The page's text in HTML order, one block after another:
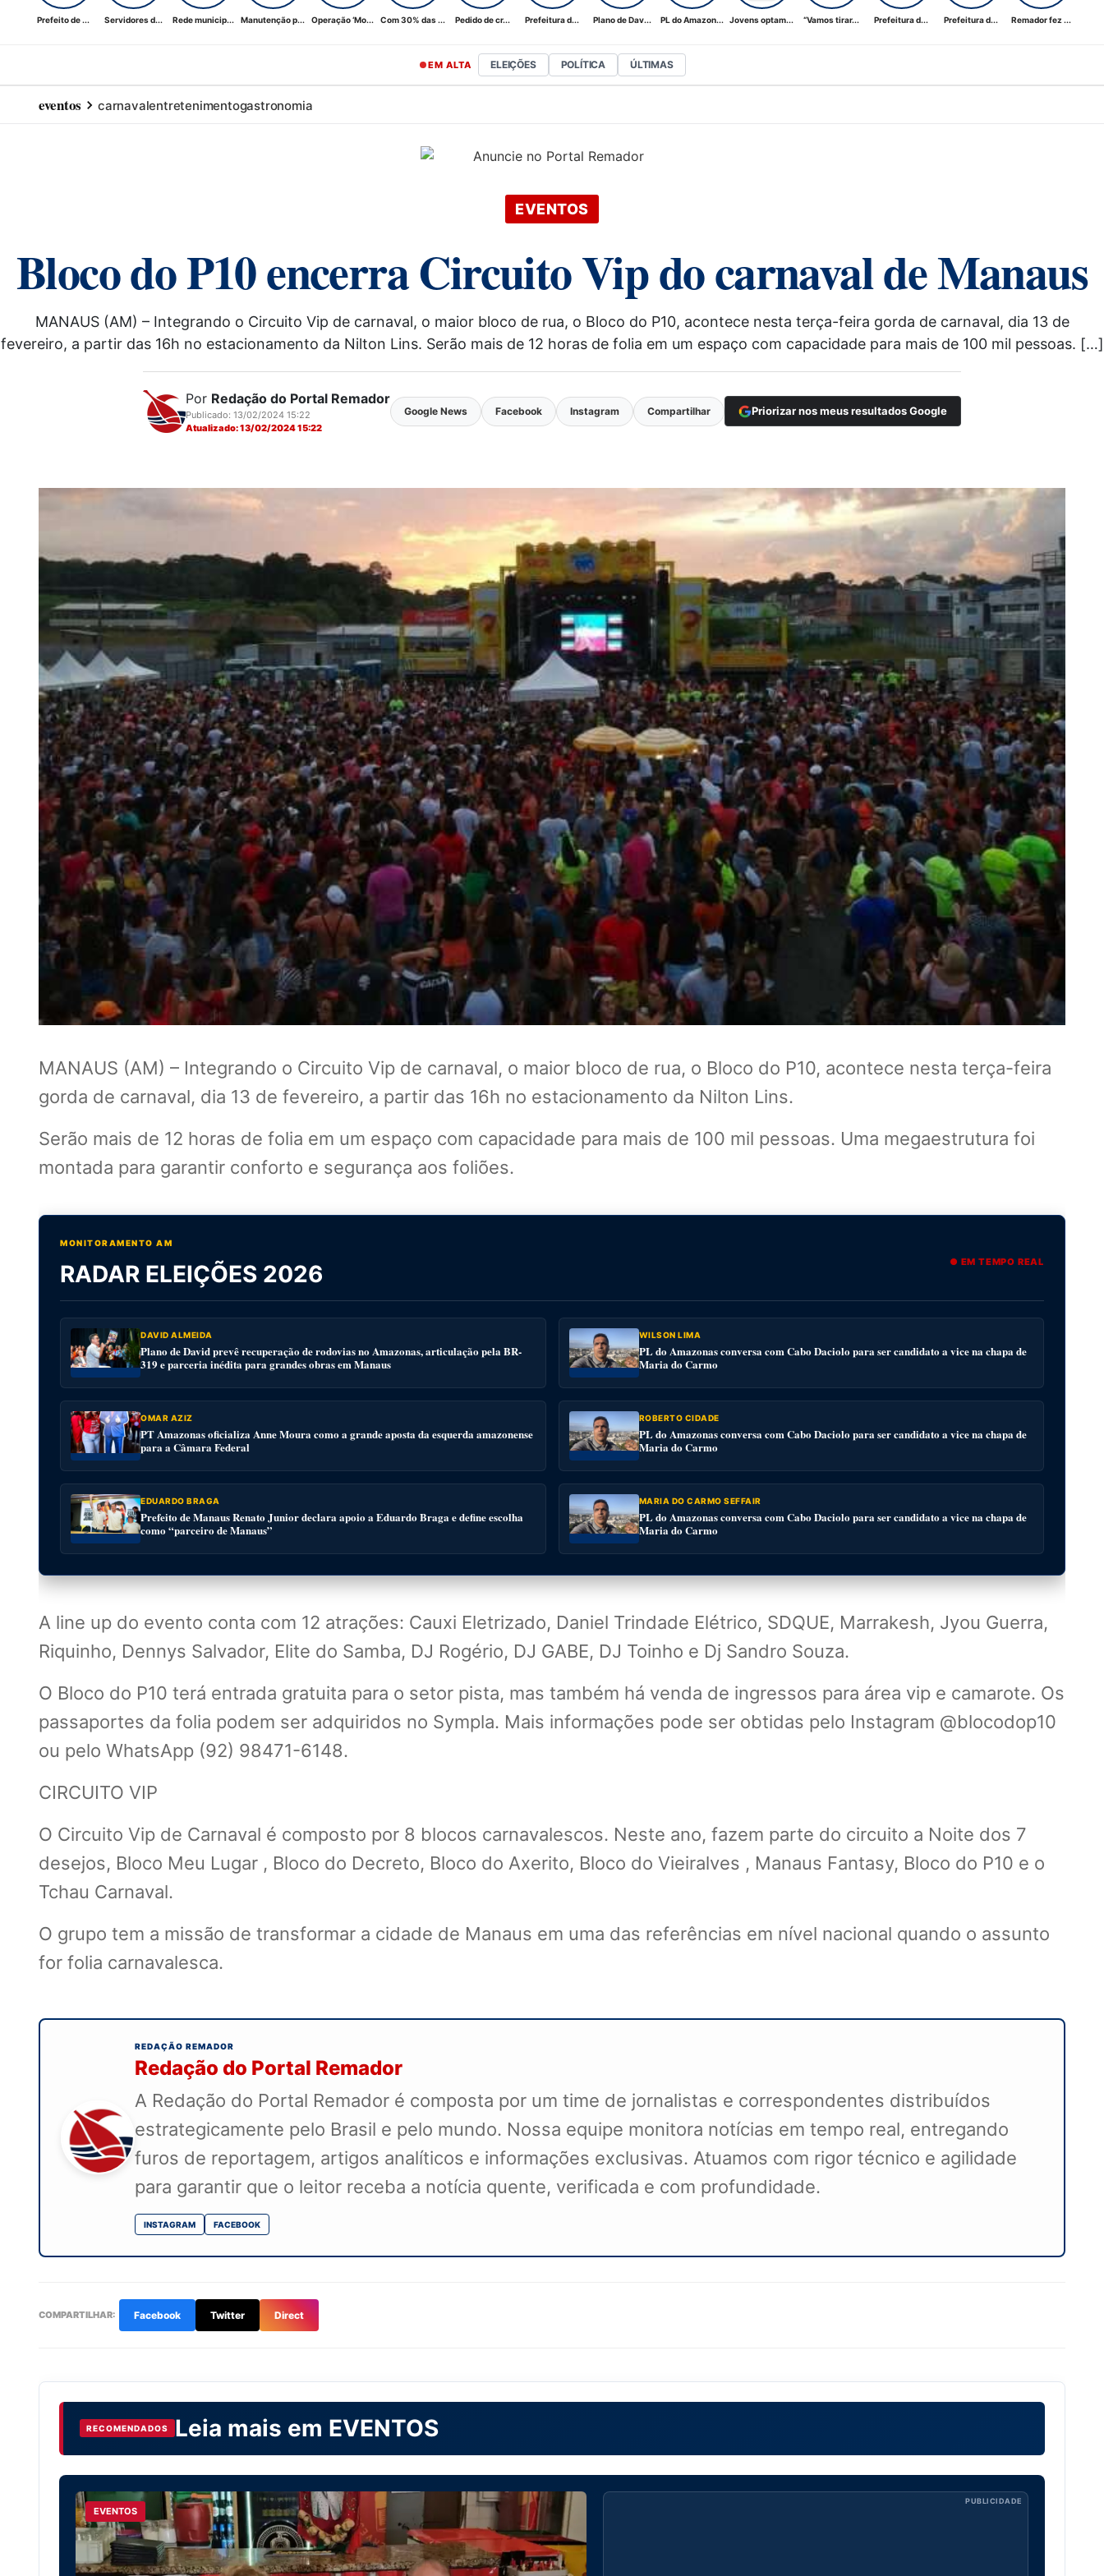
Prefeito de ... Servidores d... Rede municip... Manutenção p... Operação ‘Mo... Com 30% das ... Pedido de cr... Prefeitura d... Plano de Dav... PL do Amazon... Jovens optam... “Vamos tirar... Prefeitura d... Prefeitura d... Remador fez ...
EM ALTA ELEIÇÕES POLÍTICA ÚLTIMAS
eventos carnavalentretenimentogastronomia
EVENTOS
Bloco do P10 encerra Circuito Vip do carnaval de Manaus
MANAUS (AM) – Integrando o Circuito Vip de carnaval, o maior bloco de rua, o Bloco do P10, acontece nesta terça-feira gorda de carnaval, dia 13 de
fevereiro, a partir das 16h no estacionamento da Nilton Lins. Serão mais de 12 horas de folia em um espaço com capacidade para mais de 100 mil pessoas. […]
Por Redação do Portal Remador
Publicado: 13/02/2024 15:22
Atualizado: 13/02/2024 15:22
Google News Facebook Instagram Compartilhar Priorizar nos meus resultados Google
MANAUS (AM) – Integrando o Circuito Vip de carnaval, o maior bloco de rua, o Bloco do P10, acontece nesta terça-feira
gorda de carnaval, dia 13 de fevereiro, a partir das 16h no estacionamento da Nilton Lins.
Serão mais de 12 horas de folia em um espaço com capacidade para mais de 100 mil pessoas. Uma megaestrutura foi
montada para garantir conforto e segurança aos foliões.
MONITORAMENTO AM
RADAR ELEIÇÕES 2026 ● EM TEMPO REAL
DAVID ALMEIDA
Plano de David prevê recuperação de rodovias no Amazonas, articulação pela BR-
319 e parceria inédita para grandes obras em Manaus
WILSON LIMA
PL do Amazonas conversa com Cabo Daciolo para ser candidato a vice na chapa de
Maria do Carmo
OMAR AZIZ
PT Amazonas oficializa Anne Moura como a grande aposta da esquerda amazonense
para a Câmara Federal
ROBERTO CIDADE
PL do Amazonas conversa com Cabo Daciolo para ser candidato a vice na chapa de
Maria do Carmo
EDUARDO BRAGA
Prefeito de Manaus Renato Junior declara apoio a Eduardo Braga e define escolha
como “parceiro de Manaus”
MARIA DO CARMO SEFFAIR
PL do Amazonas conversa com Cabo Daciolo para ser candidato a vice na chapa de
Maria do Carmo
A line up do evento conta com 12 atrações: Cauxi Eletrizado, Daniel Trindade Elétrico, SDQUE, Marrakesh, Jyou Guerra,
Riquinho, Dennys Salvador, Elite do Samba, DJ Rogério, DJ GABE, DJ Toinho e Dj Sandro Souza.
O Bloco do P10 terá entrada gratuita para o setor pista, mas também há venda de ingressos para área vip e camarote. Os
passaportes da folia podem ser adquiridos no Sympla. Mais informações pode ser obtidas pelo Instagram @blocodop10
ou pelo WhatsApp (92) 98471-6148.
CIRCUITO VIP
O Circuito Vip de Carnaval é composto por 8 blocos carnavalescos. Neste ano, fazem parte do circuito a Noite dos 7
desejos, Bloco Meu Lugar , Bloco do Decreto, Bloco do Axerito, Bloco do Vieiralves , Manaus Fantasy, Bloco do P10 e o
Tchau Carnaval.
O grupo tem a missão de transformar a cidade de Manaus em uma das referências em nível nacional quando o assunto
for folia carnavalesca.
REDAÇÃO REMADOR
Redação do Portal Remador
A Redação do Portal Remador é composta por um time de jornalistas e correspondentes distribuídos
estrategicamente pelo Brasil e pelo mundo. Nossa equipe monitora notícias em tempo real, entregando
furos de reportagem, artigos analíticos e informações exclusivas. Atuamos com rigor técnico e agilidade
para garantir que o leitor receba a notícia quente, verificada e com profundidade.
INSTAGRAM FACEBOOK
COMPARTILHAR: Facebook Twitter Direct
RECOMENDADOS Leia mais em EVENTOS
EVENTOS
PUBLICIDADE